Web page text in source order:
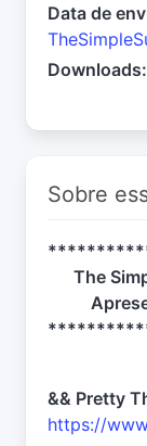
Data de
Downloads:
Sobre
The
&& Pretty
https://